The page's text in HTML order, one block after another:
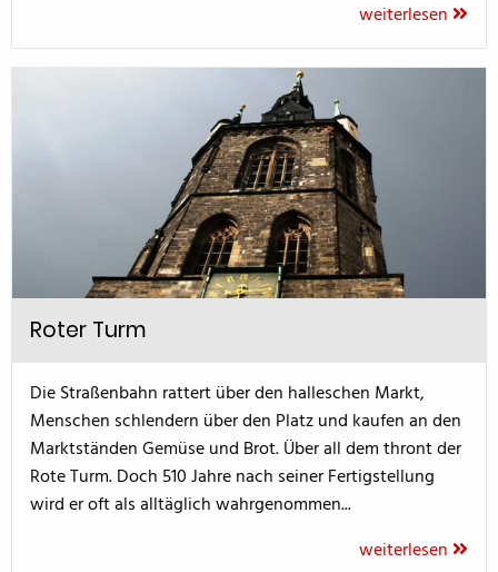
weiterlesen
Roter Turm
Die Straßenbahn rattert über den halleschen Markt,
Menschen schlendern über den Platz und kaufen an den
Marktständen Gemüse und Brot. Über all dem thront der
Rote Turm. Doch 510 Jahre nach seiner Fertigstellung
wird er oft als alltäglich wahrgenommen...
weiterlesen